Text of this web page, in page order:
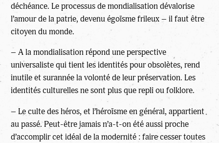
déchéance. Le processus de mondialisation dévalorise
l’amour de la patrie, devenu égoïsme frileux – il faut être
citoyen du monde.
– A la mondialisation répond une perspective
universaliste qui tient les identités pour obsolètes, rend
inutile et surannée la volonté de leur préservation. Les
identités culturelles ne sont plus que repli ou folklore.
– Le culte des héros, et l’héroïsme en général, appartient
au passé. Peut-être jamais n’a-t-on été aussi proche
d’accomplir cet idéal de la modernité : faire cesser toutes